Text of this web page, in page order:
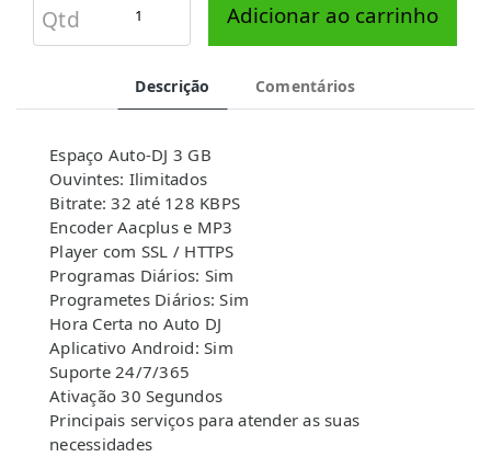
Qtd Adicionar ao carrinho
Descrição Comentários
Espaço Auto-DJ 3 GB
Ouvintes: Ilimitados
Bitrate: 32 até 128 KBPS
Encoder Aacplus e MP3
Player com SSL / HTTPS
Programas Diários: Sim
Programetes Diários: Sim
Hora Certa no Auto DJ
Aplicativo Android: Sim
Suporte 24/7/365
Ativação 30 Segundos
Principais serviços para atender as suas
necessidades